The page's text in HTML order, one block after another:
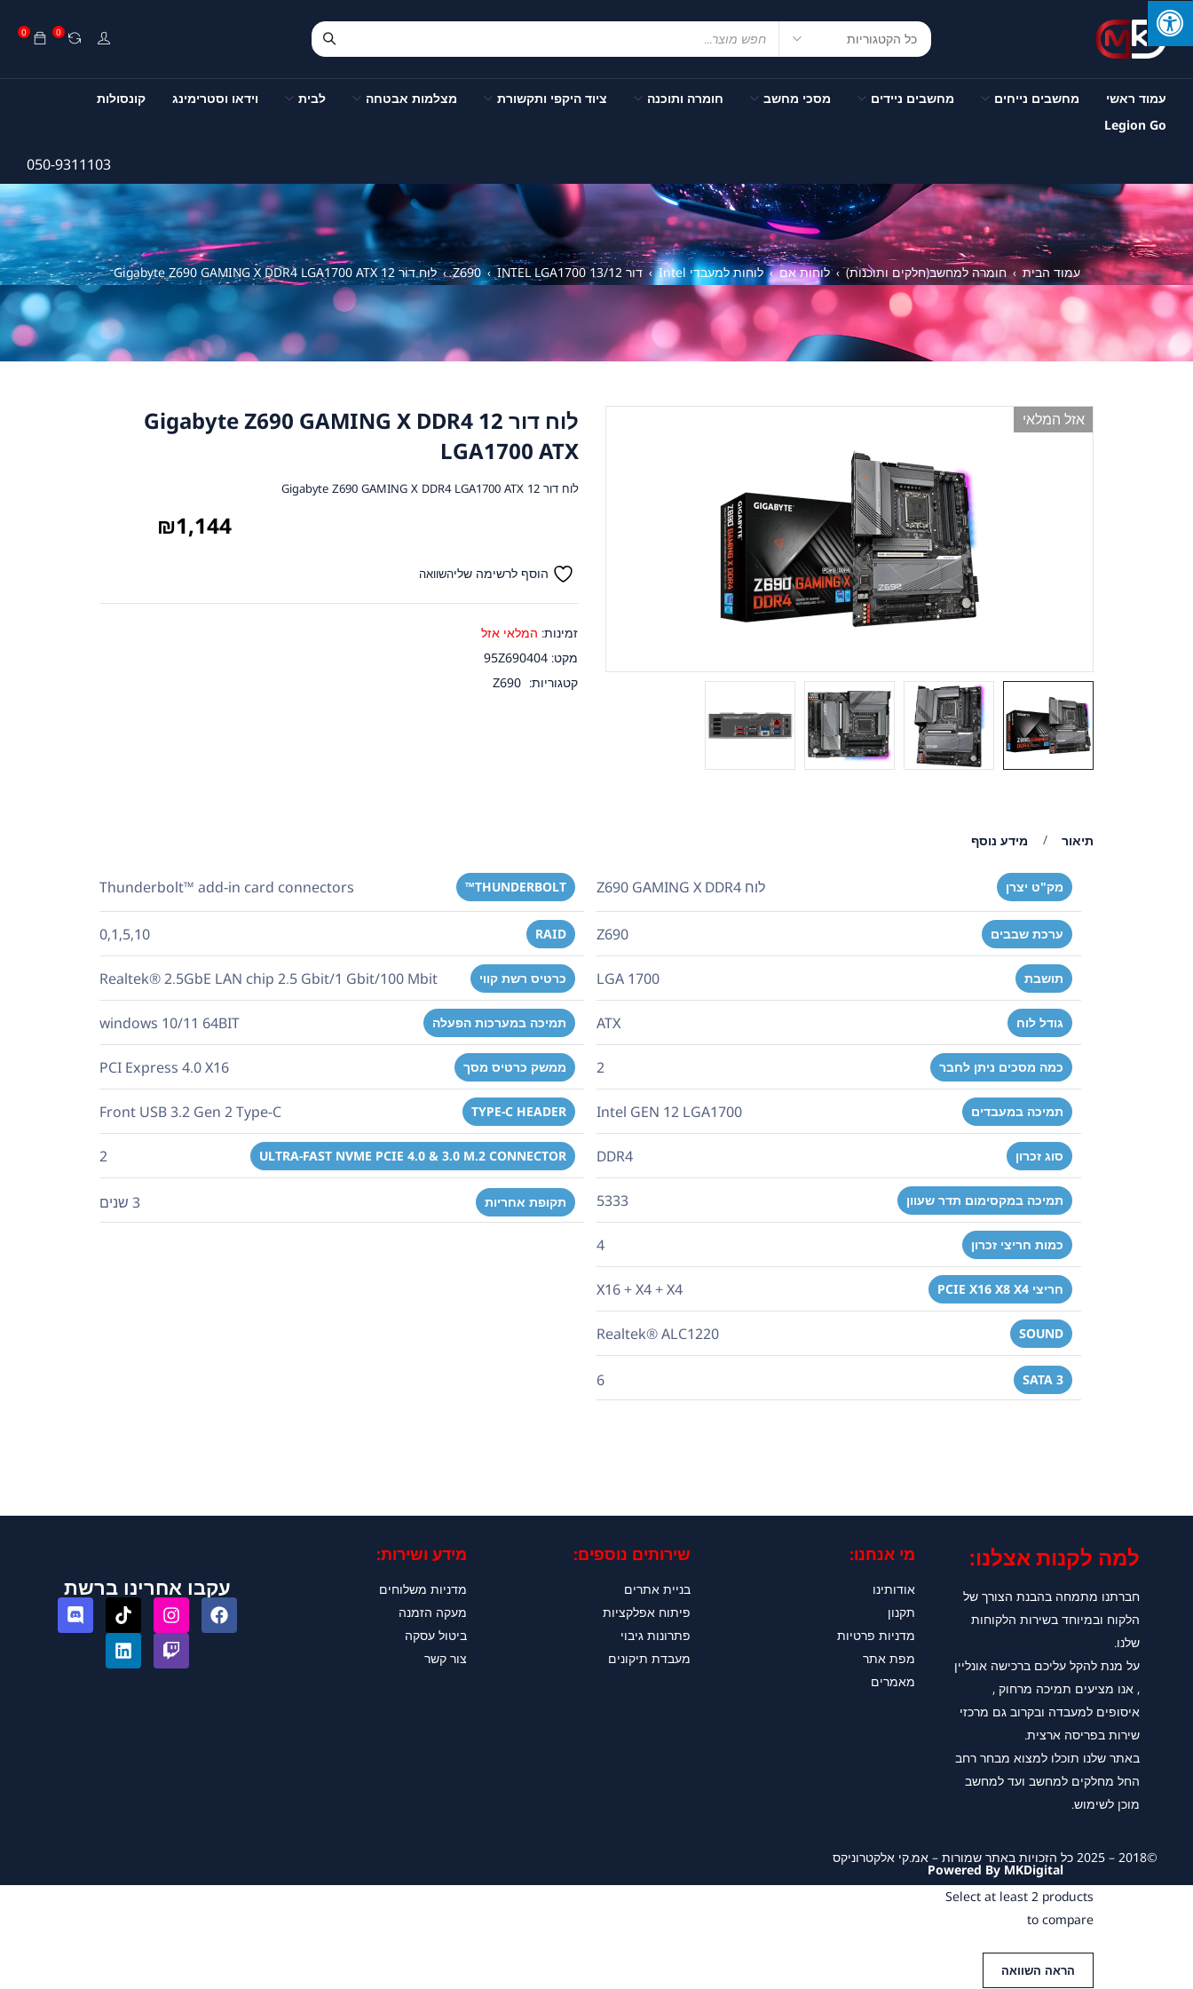
0 0
עמוד ראשי מחשבים נייחים מחשבים ניידים מסכי מחשב חומרה ותוכנה ציוד היקפי ותקשורת מצלמות אבטחה לבית וידאו וסטרימינג
קונסולות
Legion Go
050-9311103
עמוד הבית › חומרה למחשב(חלקים ותוכנות) › לוחות אם › לוחות למעבדי Intel › דור 13/12 INTEL LGA1700 ›
Z690
› לוח דור 12 Gigabyte Z690 GAMING X DDR4 LGA1700 ATX
אזל המלאי
לוח דור 12 Gigabyte Z690 GAMING X DDR4
LGA1700 ATX
לוח דור 12 Gigabyte Z690 GAMING X DDR4 LGA1700 ATX
₪1,144
הוסף לרשימה שליהשוואה
זמינות: המלאי אזל
מקט: 95Z690404
קטגוריות: Z690
תיאור מידע נוסף
מק"ט יצרן לוח Z690 GAMING X DDR4
ערכת שבבים Z690
תושבת LGA 1700
גודל לוח ATX
כמה מסכים ניתן לחבר 2
תמיכה במעבדים Intel GEN 12 LGA1700
סוג זכרון DDR4
תמיכה במקסימום תדר שעוון 5333
כמות חריצי זכרון 4
חריצי PCIE X16 X8 X4 X16 + X4 + X4
SOUND
Realtek® ALC1220
SATA 3
6
THUNDERBOLT™
Thunderbolt™ add-in card connectors
RAID
0,1,5,10
כרטיס רשת קווי Realtek® 2.5GbE LAN chip 2.5 Gbit/1 Gbit/100 Mbit
תמיכה במערכות הפעלה windows 10/11 64BIT
ממשק כרטיס מסך PCI Express 4.0 X16
TYPE-C HEADER
Front USB 3.2 Gen 2 Type-C
ULTRA-FAST NVME PCIE 4.0 & 3.0 M.2 CONNECTOR
2
תקופת אחריות 3 שנים
למה לקנות אצלנו:​
חברתנו מתמחה בהבנת הצורך של
הלקוח ובמיוחד בשירות הלקוחות
שלנו.
על מנת להקל עליכם ברכישה אונליין
, אנו מציעים תמיכה מרחוק ,
איסופים למעבדה ובקרוב גם מרכזי
שירות בפריסה ארצית.
באתר שלנו תוכלו למצוא מבחר רחב
החל מחלקים למחשב ועד למחשב
מוכן לשימוש.
מי אנחנו:
אודותינו
תקנון
מדניות פרטיות
מפת אתר
מאמרים
שירותים נוספים:
בניית אתרים
פיתוח אפלקציות
פתרונות גיבוי
מעבדת תיקונים
מידע ושירות:
מדניות משלוחים
מעקה הזמנה
ביטול עסקה
צור קשר
עקבו אחרינו ברשת
©2018 – 2025 כל הזכויות באתר שמורות – אמ.קי אלקטרוניקס
Powered By MKDigital
Select at least 2 products
to compare
הראה השוואה